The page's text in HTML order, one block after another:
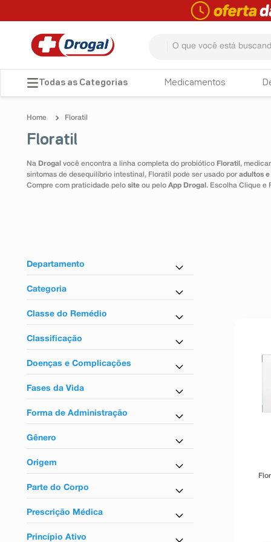
Medicamentos
Floratil
Floratil
Na Drogal você encontra a linha completa do probiótico Floratil ,
sintomas de desequilíbrio intestinal, Floratil pode ser usado poradultos
Compre com praticidade pelo site ou pelo App Drogal . Escolha Clique e
Departamento
Farmácia em Casa
Categoria
Antidiarreico
Classe do Remédio
Antidiarreico
Reguladores intestinais
Classificação
Sem tarja
Doenças e Complicações
Para diarreia
Fases da Vida
Para adulto e infantil
Forma de Administração
Uso oral
Gênero
Unissex
Origem
Nacional
Parte do Corpo
Para o intestino
Prescrição Médica
Não
Princípio Ativo
TERMOS MAIS BUSCADOS
4º tadalafila
5º minoxidil
9º absorvente
shampoo